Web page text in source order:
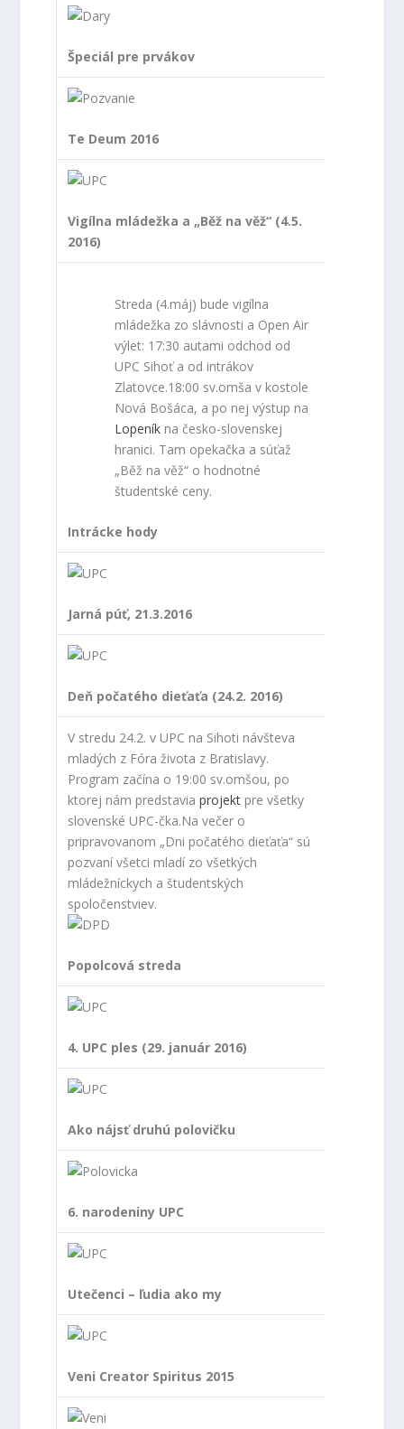
Špeciál pre prvákov
Te Deum 2016
Vigílna mládežka a „Běž na věž“ (4.5.
2016)
Streda (4.máj) bude vigílna
mládežka zo slávnosti a Open Air
výlet: 17:30 autami odchod od
UPC Sihoť a od intrákov
Zlatovce.18:00 sv.omša v kostole
Nová Bošáca, a po nej výstup na
Lopeník na česko-slovenskej
hranici. Tam opekačka a súťaž
„Běž na věž“ o hodnotné
študentské ceny.
Intrácke hody
Jarná púť, 21.3.2016
Deň počatého dieťaťa (24.2. 2016)
V stredu 24.2. v UPC na Sihoti návšteva
mladých z Fóra života z Bratislavy.
Program začína o 19:00 sv.omšou, po
ktorej nám predstaviaprojekt pre všetky
slovenské UPC-čka.Na večer o
pripravovanom „Dni počatého dieťaťa“ sú
pozvaní všetci mladí zo všetkých
mládežníckych a študentských
spoločenstviev.
Popolcová streda
4. UPC ples (29. január 2016)
Ako nájsť druhú polovičku
6. narodeniny UPC
Utečenci – ľudia ako my
Veni Creator Spiritus 2015